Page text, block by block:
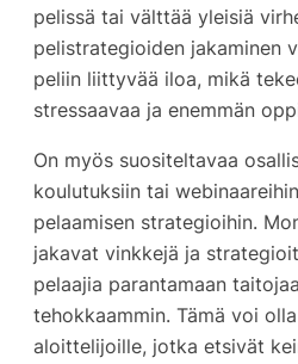
pelissä tai välttää yleisiä
pelistrategioiden jakaminen
peliin liittyvää iloa, mikä
stressaavaa ja enemmän
On myös suositeltavaa
koulutuksiin tai
pelaamisen strategioihin.
jakavat vinkkejä ja
pelaajia parantamaan
tehokkaammin. Tämä voi
aloittelijoille, jotka etsivät